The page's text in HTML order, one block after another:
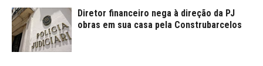
Diretor financeiro nega à direção da PJ
obras em sua casa pela Construbarcelos